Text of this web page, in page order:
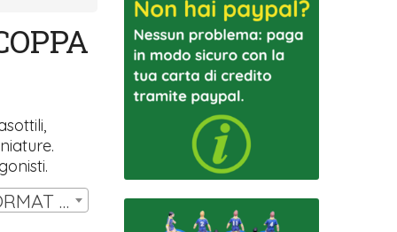
SET 14 MINIATURE FORMAT HW | € 11,00